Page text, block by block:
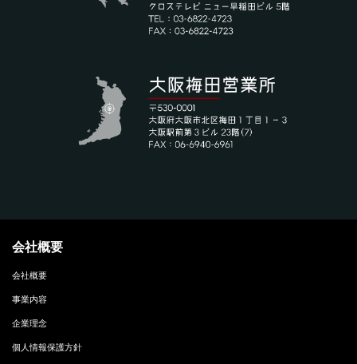
会社概要
会社概要
事業内容
企業理念
個人情報保護方針